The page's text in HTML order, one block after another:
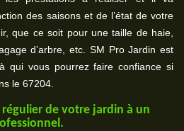
des saisons et de l’état de votre
que ce soit pour une taille de haie,
d’arbre, etc. SM Pro Jardin est
qui vous pourrez faire confiance si
le 67204.
de votre jardin à un